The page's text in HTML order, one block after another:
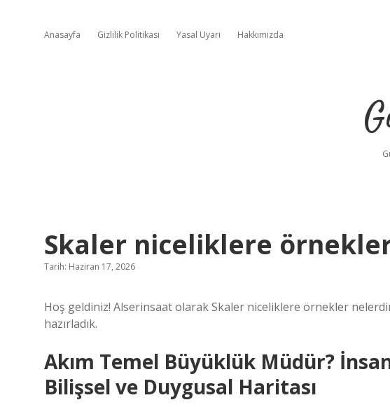
Anasayfa Gizlilik Politikası Yasal Uyarı Hakkımızda
Skaler niceliklere
Tarih: Haziran 17, 2026
Hoş geldiniz! Alserinsaat olarak Skaler niceliklere örnekler
hazırladık.
Akım Temel Büyüklük Müdür? İnsan
Bilişsel ve Duygusal Haritası